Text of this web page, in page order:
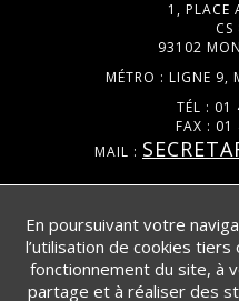
1, PLACE
93102
MÉTRO : LIGNE 9,
TÉL : 01
FAX :
MAIL :
POLITIQUE
En poursuivant votre
l’utilisation de cookies
fonctionnement du site, à
partage et à réaliser des